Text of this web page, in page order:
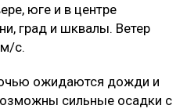
юге и в центре
град и шквалы. Ветер
с.
ожидаются дожди и
сильные осадки с